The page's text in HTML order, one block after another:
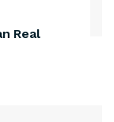
Real